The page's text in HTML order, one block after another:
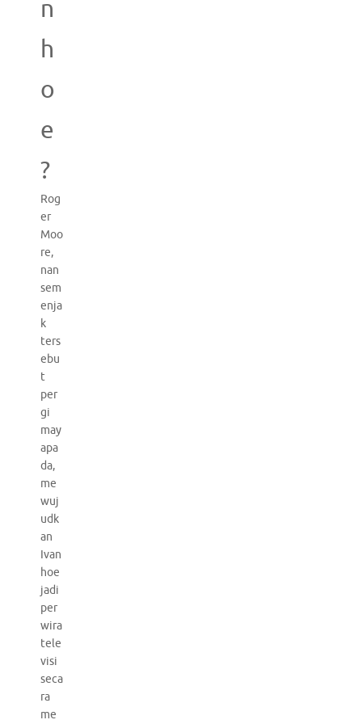
n
h
o
e
?
Rog
er
Moo
re,
nan
sem
enja
k
ters
ebu
t
per
gi
may
apa
da,
me
wuj
udk
an
Ivan
hoe
jadi
per
wira
tele
visi
seca
ra
me